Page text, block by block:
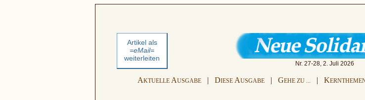
Artikel als
=eMail=
weiterleiten
Nr. 27-28, 2. Juli 2026
AKTUELLE AUSGABE | DIESE AUSGABE | GEHE ZU ... | K